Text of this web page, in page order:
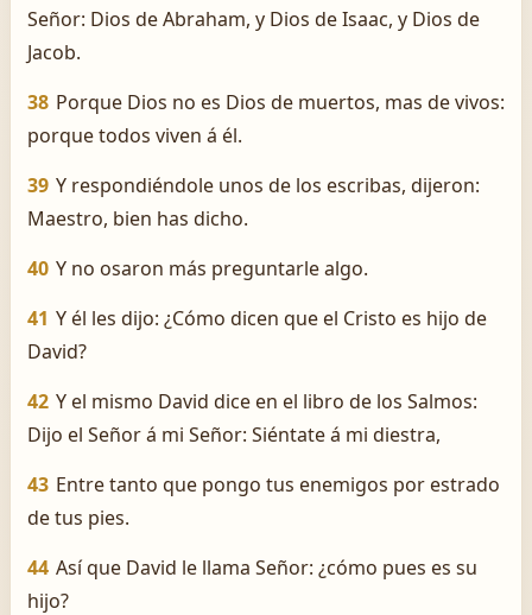
Señor: Dios de Abraham, y Dios de Isaac, y Dios de
Jacob.
38 Porque Dios no es Dios de muertos, mas de vivos:
porque todos viven á él.
39 Y respondiéndole unos de los escribas, dijeron:
Maestro, bien has dicho.
40 Y no osaron más preguntarle algo.
41 Y él les dijo: ¿Cómo dicen que el Cristo es hijo de
David?
42 Y el mismo David dice en el libro de los Salmos:
Dijo el Señor á mi Señor: Siéntate á mi diestra,
43 Entre tanto que pongo tus enemigos por estrado
de tus pies.
44 Así que David le llama Señor: ¿cómo pues es su
hijo?